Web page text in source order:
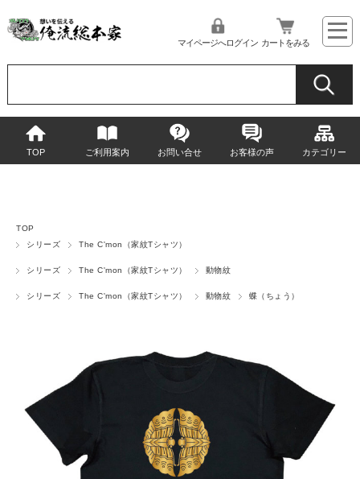
マイページへログイン カートをみる
TOP ご利用案内 お問い合せ お客様の声 カテゴリー
TOP
シリーズ
The C'mon（家紋Tシャツ）
シリーズ The C'mon（家紋Tシャツ） 動物紋
シリーズ The C'mon（家紋Tシャツ） 動物紋 蝶（ちょう）